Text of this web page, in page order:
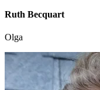
Ruth Becquart
Olga